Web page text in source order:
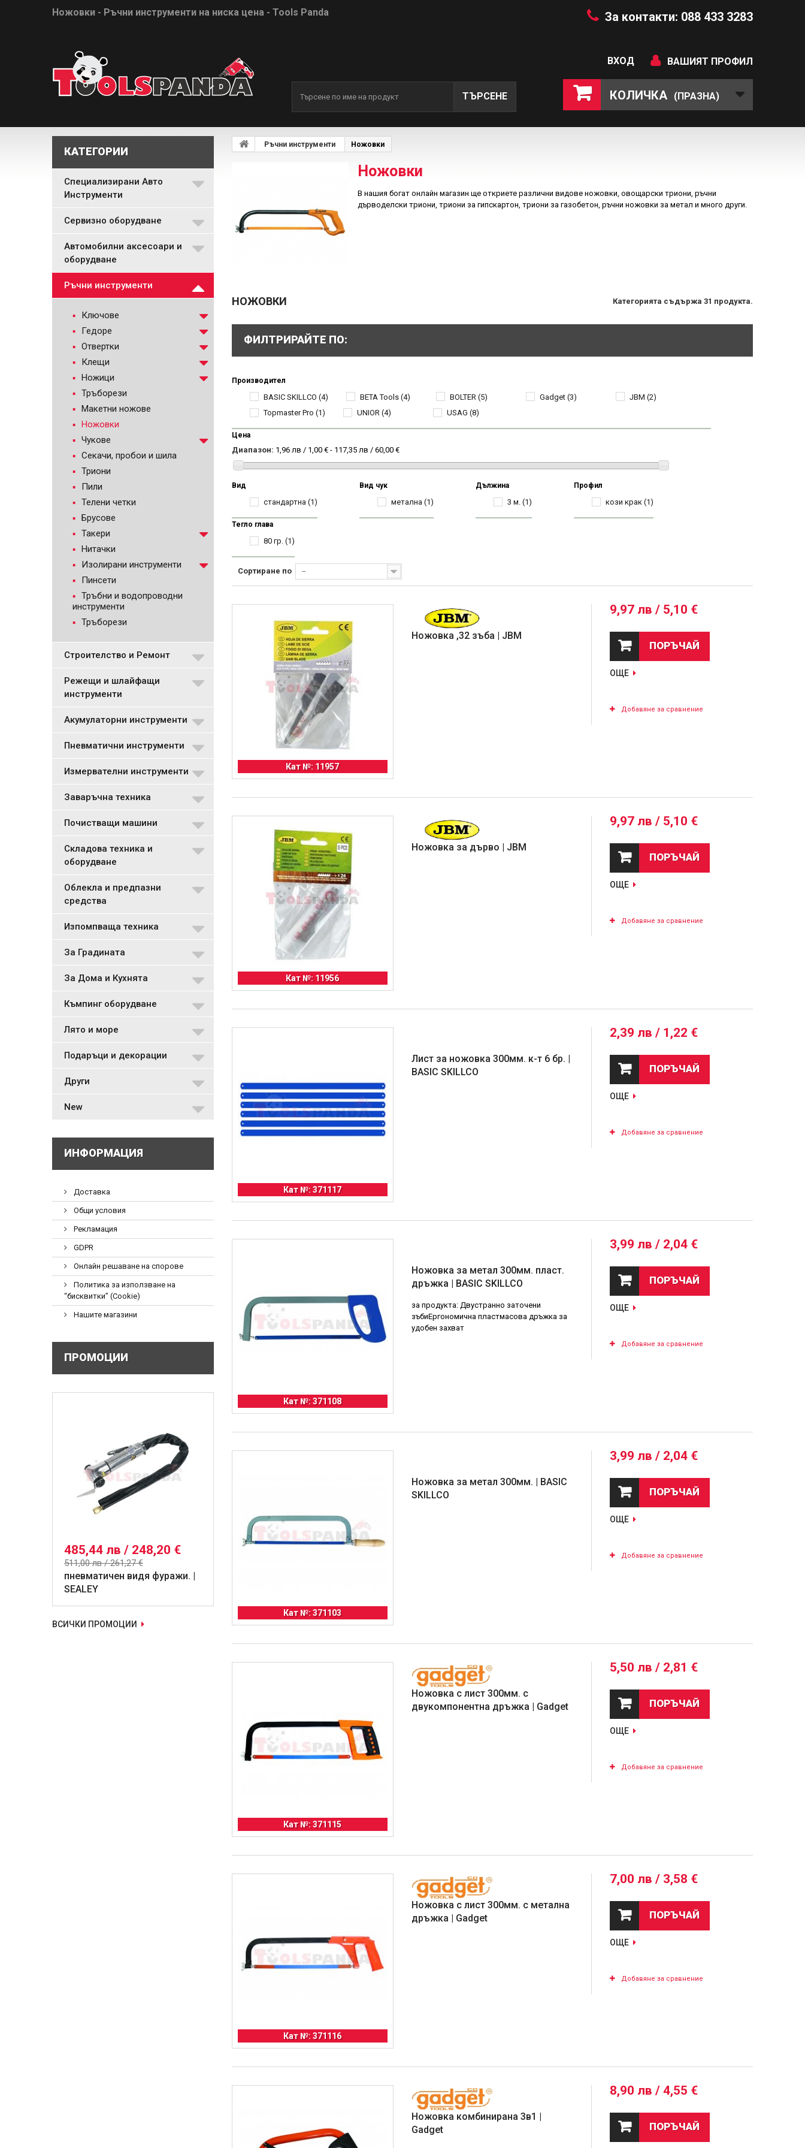
Ножовки - Ръчни инструменти на ниска цена - Tools Panda За контакти: 088 433 3283
ВАШИЯТ ПРОФИЛ
ВХОД
КОЛИЧКА (ПРАЗНА)
ТЪРСЕНЕ
КАТЕГОРИИ
Специализирани Авто
Инструменти
Сервизно оборудване
Автомобилни аксесоари и
оборудване
Ръчни инструменти
Ключове
Гедоре
Отвертки
Клещи
Ножици
Тръборези
Макетни ножове
Ножовки
Чукове
Секачи, пробои и шила
Триони
Пили
Телени четки
Брусове
Такери
Нитачки
Изолирани инструменти
Пинсети
Тръбни и водопроводни
инструменти
Тръборези
Строителство и Ремонт
Режещи и шлайфащи
инструменти
Акумулаторни инструменти
Пневматични инструменти
Измервателни инструменти
Заваръчна техника
Почистващи машини
Складова техника и
оборудване
Облекла и предпазни
средства
Изпомпваща техника
За Градината
За Дома и Кухнята
Къмпинг оборудване
Лято и море
Подаръци и декорации
Други
New
ИНФОРМАЦИЯ
Доставка
Общи условия
Рекламация
GDPR
Онлайн решаване на спорове
Политика за използване на
“бисквитки” (Cookie)
Нашите магазини
ПРОМОЦИИ
485,44 лв / 248,20 €
511,00 лв / 261,27 €
пневматичен видя фуражи. |
SEALEY
ВСИЧКИ ПРОМОЦИИ
Ръчни инструменти Ножовки
Ножовки
В нашия богат онлайн магазин ще откриете различни видове ножовки, овощарски триони, ръчни
дърводелски триони, триони за гипскартон, триони за газобетон, ръчни ножовки за метал и много други.
НОЖОВКИ Категорията съдържа 31 продукта.
ФИЛТРИРАЙТЕ ПО:
Производител
BASIC SKILLCO (4) BETA Tools (4) BOLTER (5) Gadget (3) JBM (2)
Topmaster Pro (1) UNIOR (4) USAG (8)
Цена
Диапазон: 1,96 лв / 1,00 € - 117,35 лв / 60,00 €
Вид
стандартна (1)
Вид чук
метална (1)
Дължина
3 м. (1)
Профил
кози крак (1)
Тегло глава
80 гр. (1)
Сортиране по --
Кат №: 11957
Ножовка ,32 зъба | JBM
9,97 лв / 5,10 €
ПОРЪЧАЙ
ОЩЕ
Добавяне за сравнение
Кат №: 11956
Ножовка за дърво | JBM
9,97 лв / 5,10 €
ПОРЪЧАЙ
ОЩЕ
Добавяне за сравнение
Кат №: 371117
Лист за ножовка 300мм. к-т 6 бр. |
BASIC SKILLCO
2,39 лв / 1,22 €
ПОРЪЧАЙ
ОЩЕ
Добавяне за сравнение
Кат №: 371108
Ножовка за метал 300мм. пласт.
дръжка | BASIC SKILLCO
за продукта: Двустранно заточени
зъбиЕргономична пластмасова дръжка за
удобен захват
3,99 лв / 2,04 €
ПОРЪЧАЙ
ОЩЕ
Добавяне за сравнение
Кат №: 371103
Ножовка за метал 300мм. | BASIC
SKILLCO
3,99 лв / 2,04 €
ПОРЪЧАЙ
ОЩЕ
Добавяне за сравнение
Кат №: 371115
Ножовка с лист 300мм. с
двукомпонентна дръжка | Gadget
5,50 лв / 2,81 €
ПОРЪЧАЙ
ОЩЕ
Добавяне за сравнение
Кат №: 371116
Ножовка с лист 300мм. с метална
дръжка | Gadget
7,00 лв / 3,58 €
ПОРЪЧАЙ
ОЩЕ
Добавяне за сравнение
Ножовка комбинирана 3в1 |
Gadget
8,90 лв / 4,55 €
ПОРЪЧАЙ